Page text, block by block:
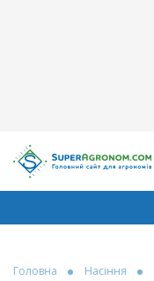
Головна Насіння